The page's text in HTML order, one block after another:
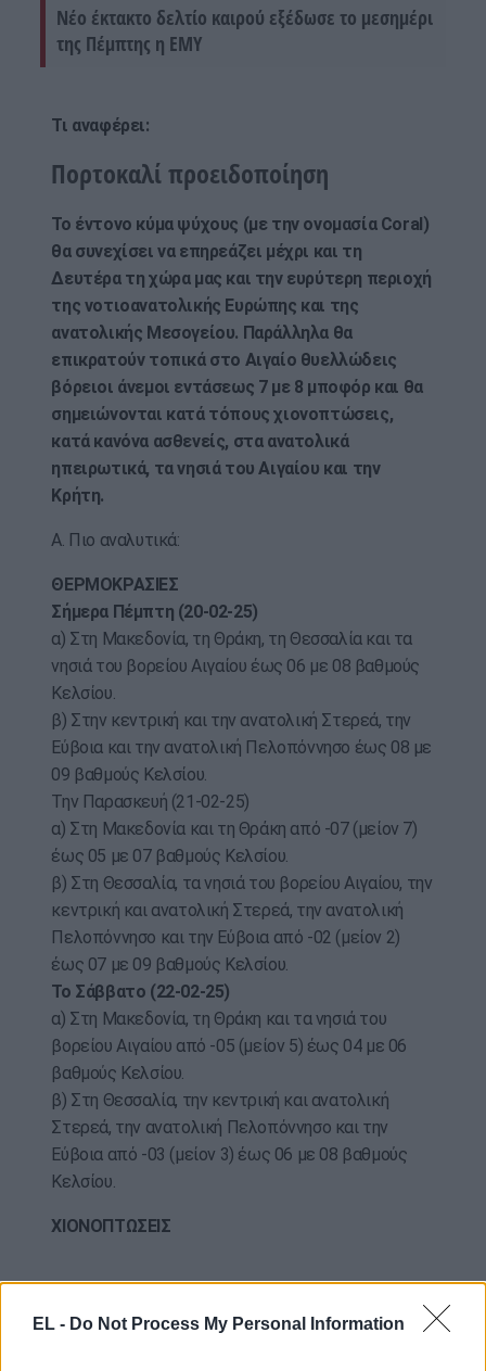
EL - Do Not Process My Personal Information
Νέο έκτακτο δελτίο καιρού εξέδωσε το μεσημέρι
της Πέμπτης η ΕΜΥ
Τι αναφέρει:
Πορτοκαλί προειδοποίηση
Το έντονο κύμα ψύχους (με την ονομασία Coral)
θα συνεχίσει να επηρεάζει μέχρι και τη
Δευτέρα τη χώρα μας και την ευρύτερη περιοχή
της νοτιοανατολικής Ευρώπης και της
ανατολικής Μεσογείου. Παράλληλα θα
επικρατούν τοπικά στο Αιγαίο θυελλώδεις
βόρειοι άνεμοι εντάσεως 7 με 8 μποφόρ και θα
σημειώνονται κατά τόπους χιονοπτώσεις,
κατά κανόνα ασθενείς, στα ανατολικά
ηπειρωτικά, τα νησιά του Αιγαίου και την
Κρήτη.
Α. Πιο αναλυτικά:
ΘΕΡΜΟΚΡΑΣΙΕΣ
Σήμερα Πέμπτη (20-02-25)
α) Στη Μακεδονία, τη Θράκη, τη Θεσσαλία και τα
νησιά του βορείου Αιγαίου έως 06 με 08 βαθμούς
Κελσίου.
β) Στην κεντρική και την ανατολική Στερεά, την
Εύβοια και την ανατολική Πελοπόννησο έως 08 με
09 βαθμούς Κελσίου.
Την Παρασκευή (21-02-25)
α) Στη Μακεδονία και τη Θράκη από -07 (μείον 7)
έως 05 με 07 βαθμούς Κελσίου.
β) Στη Θεσσαλία, τα νησιά του βορείου Αιγαίου, την
κεντρική και ανατολική Στερεά, την ανατολική
Πελοπόννησο και την Εύβοια από -02 (μείον 2)
έως 07 με 09 βαθμούς Κελσίου.
Το Σάββατο (22-02-25)
α) Στη Μακεδονία, τη Θράκη και τα νησιά του
βορείου Αιγαίου από -05 (μείον 5) έως 04 με 06
βαθμούς Κελσίου.
β) Στη Θεσσαλία, την κεντρική και ανατολική
Στερεά, την ανατολική Πελοπόννησο και την
Εύβοια από -03 (μείον 3) έως 06 με 08 βαθμούς
Κελσίου.
ΧΙΟΝΟΠΤΩΣΕΙΣ
α) Στην κεντρική Μακεδονία, τη Θεσσαλία, την